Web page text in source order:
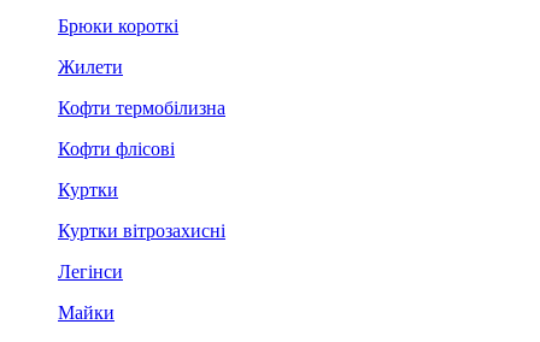
Брюки короткі
Жилети
Кофти термобілизна
Кофти флісові
Куртки
Куртки вітрозахисні
Легінси
Майки